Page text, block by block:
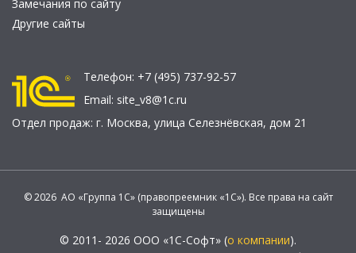
Замечания по сайту
Другие сайты
Телефон: +7 (495) 737-92-57
Email: site_v8@1c.ru
Отдел продаж: г. Москва, улица Селезнёвская, дом 21
© 2026 АО «Группа 1С» (правопреемник «1С»). Все права на сайт
защищены
© 2011- 2026 ООО «1С-Софт» (о компании).